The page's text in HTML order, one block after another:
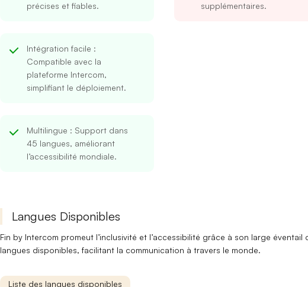
Se connecter
Adresse mail
précises et fiables.
Intégration facile :
Compatible avec la
plateforme Intercom,
simplifiant le déploiement.
Multilingue : Support dans
45 langues, améliorant
l’accessibilité mondiale.
supplémentaires.
Langues Disponibles
Fin by Intercom promeut l’inclusivité et l’accessibilité grâce à son large éventail
langues disponibles, facilitant la communication à travers le monde.
Liste des langues disponibles